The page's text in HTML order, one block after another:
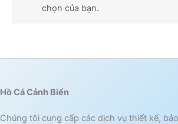
chọn của bạn.
Hồ Cá Cảnh Biển
Chúng tôi cung cấp các dịch vụ thiết kế,